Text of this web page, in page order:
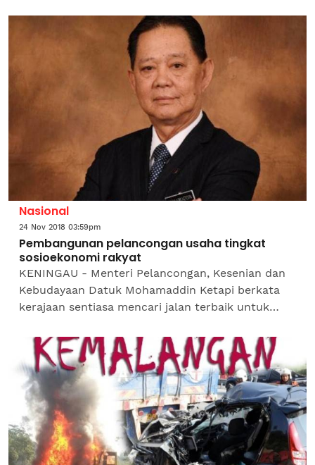
dilakukan mengikut...
Nasional
24 Nov 2018 03:59pm
Pembangunan pelancongan usaha tingkat
sosioekonomi rakyat
KENINGAU - Menteri Pelancongan, Kesenian dan
Kebudayaan Datuk Mohamaddin Ketapi berkata
kerajaan sentiasa mencari jalan terbaik untuk
termasuk memperkasa...